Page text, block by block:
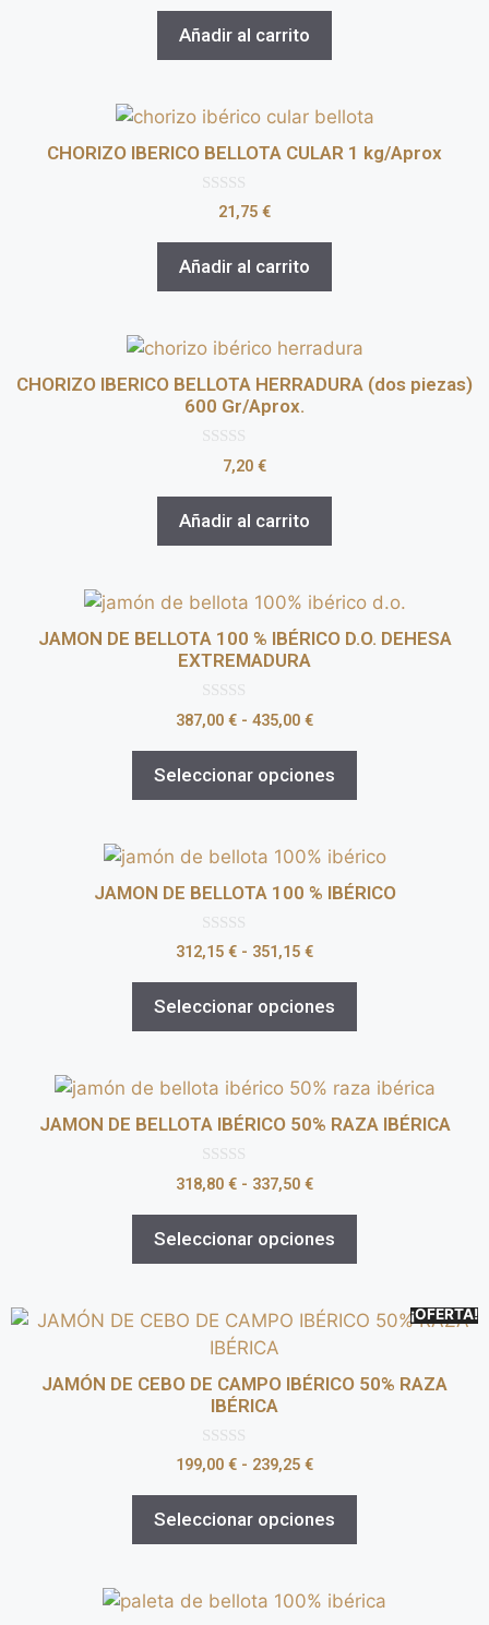
Añadir al carrito
CHORIZO IBERICO BELLOTA CULAR 1 kg/Aprox
21,75 €
Añadir al carrito
CHORIZO IBERICO BELLOTA HERRADURA (dos piezas)
600 Gr/Aprox.
7,20 €
Añadir al carrito
JAMON DE BELLOTA 100 % IBÉRICO D.O. DEHESA
EXTREMADURA
0
d
387,00 € - 435,00 €
Seleccionar opciones
JAMON DE BELLOTA 100 % IBÉRICO
0
d
312,15 € - 351,15 €
Seleccionar opciones
JAMON DE BELLOTA IBÉRICO 50% RAZA IBÉRICA
0
d
318,80 € - 337,50 €
Seleccionar opciones
¡OFERTA!
JAMÓN DE CEBO DE CAMPO IBÉRICO 50% RAZA
IBÉRICA
0
d
199,00 € - 239,25 €
Seleccionar opciones